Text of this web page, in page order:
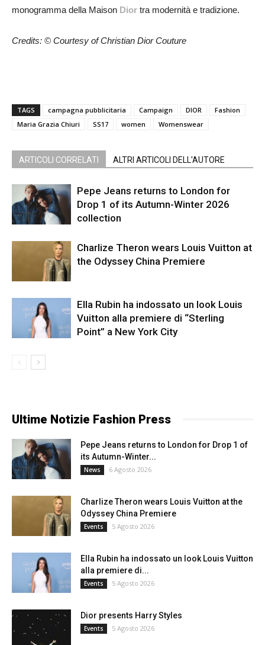
monogramma della Maison Dior tra modernità e tradizione.
Credits: © Courtesy of Christian Dior Couture
TAGS campagna pubblicitaria Campaign DIOR
Fashion
Maria Grazia Chiuri
SS17 women Womenswear
ARTICOLI CORRELATI ALTRI ARTICOLI DELL'AUTORE
Pepe Jeans returns to London for
Drop 1 of its Autumn-Winter 2026
collection
Charlize Theron wears Louis Vuitton at
the Odyssey China Premiere
Ella Rubin ha indossato un look Louis
Vuitton alla premiere di “Sterling
Point” a New York City
Ultime Notizie Fashion Press
Pepe Jeans returns to London for Drop 1 of
its Autumn-Winter...
News 6 Agosto 2026
Charlize Theron wears Louis Vuitton at the
Odyssey China Premiere
Events 5 Agosto 2026
Ella Rubin ha indossato un look Louis Vuitton
alla premiere di...
Events 5 Agosto 2026
Dior presents Harry Styles
Events 5 Agosto 2026